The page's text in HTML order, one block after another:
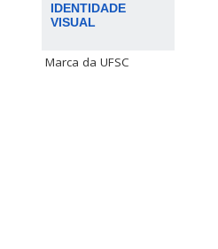
IDENTIDADE
VISUAL
Marca da UFSC